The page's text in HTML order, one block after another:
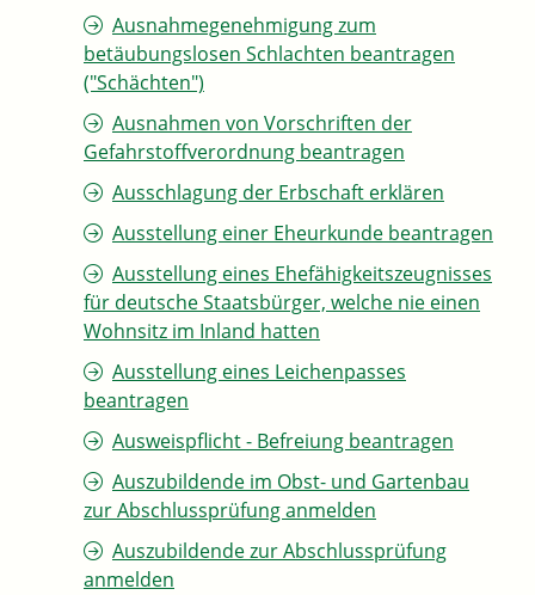
Ausnahmegenehmigung zum
betäubungslosen Schlachten beantragen
("Schächten")
Ausnahmen von Vorschriften der
Gefahrstoffverordnung beantragen
Ausschlagung der Erbschaft erklären
Ausstellung einer Eheurkunde beantragen
Ausstellung eines Ehefähigkeitszeugnisses
für deutsche Staatsbürger, welche nie einen
Wohnsitz im Inland hatten
Ausstellung eines Leichenpasses
beantragen
Ausweispflicht - Befreiung beantragen
Auszubildende im Obst- und Gartenbau
zur Abschlussprüfung anmelden
Auszubildende zur Abschlussprüfung
anmelden